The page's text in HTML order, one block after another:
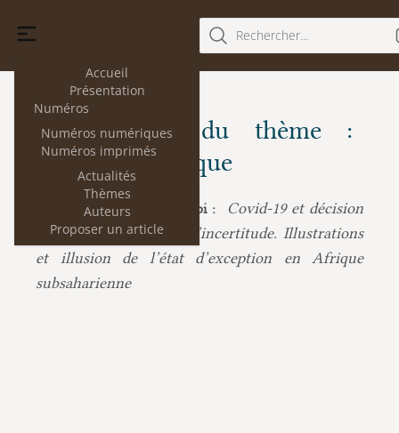
Accueil
Présentation
Numéros
Numéros numériques
Numéros imprimés
Actualités
Thèmes
Auteurs
Proposer un article
Rechercher...
Les articles du thème :
Décision publique
Richard Martial Mvogo Belibi :
Covid-19 et décision
publique en situation d’incertitude. Illustrations
et illusion de l’état d’exception en Afrique
subsaharienne